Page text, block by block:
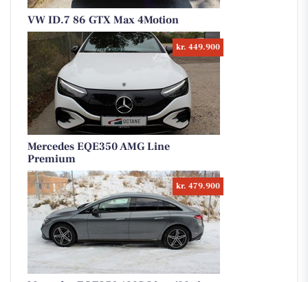
VW ID.7 86 GTX Max 4Motion
kr. 449.900
Mercedes EQE350 AMG Line
Premium
kr. 479.900